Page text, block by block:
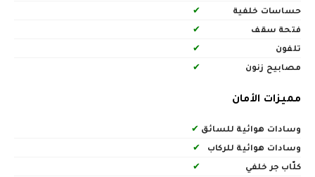
حساسات خلفية
✔
فتحة سقف
✔
تلفون
✔
مصابيح زنون
✔
مميزات الأمان
وسادات هوائية للسائق ✔
وسادات هوائية للركاب
✔
كلّاب جر خلفي
✔